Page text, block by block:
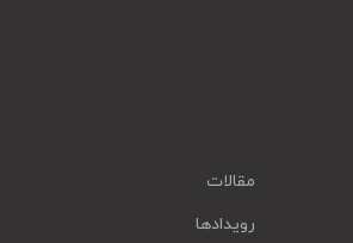
مقالات
رویدادها